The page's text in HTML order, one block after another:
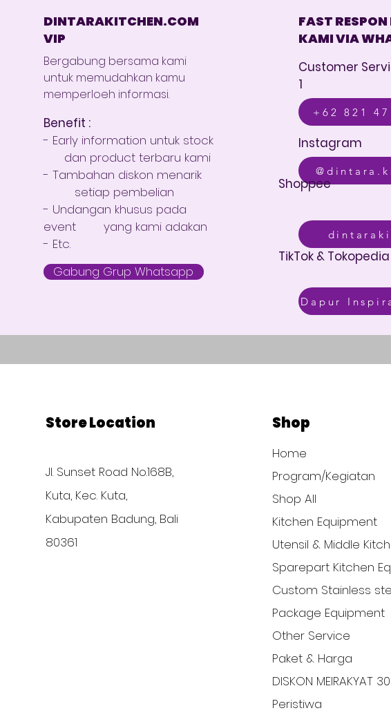
DINTARAKITCHEN.COM
VIP
Bergabung bersama kami
untuk memudahkan kamu
memperloeh informasi.
Benefit :
- Early information untuk stock
dan product terbaru kami
- Tambahan diskon menarik
setiap pembelian
- Undangan khusus pada
event yang kami adakan
- Etc.
Gabung Grup Whatsapp
FAST
KAMI VIA
Customer
1
+62 821
Instagram
Shoppee
TikTok & Tokopedia
Store Location
Jl. Sunset Road No.168B,
Kuta, Kec. Kuta,
Kabupaten Badung, Bali
80361
Shop
Home
Program/Kegiatan
Shop All
Kitchen Equipment
Utensil & Middle
Sparepart Kitchen
Custom Stainless
Package Equipment
Other Service
Paket & Harga
DISKON MEIRAKYAT
Peristiwa